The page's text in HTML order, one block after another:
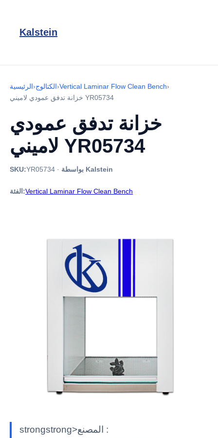
Kalstein
الرئيسية›الكتالوج›Vertical Laminar Flow Clean Bench›
خزانة تدفق عمودي لاميني YR05734
خزانة تدفق عمودي
لاميني YR05734
SKU:YR05734 · بواسطة Kalstein
الفئة:Vertical Laminar Flow Clean Bench
strongstrong>المصنع :